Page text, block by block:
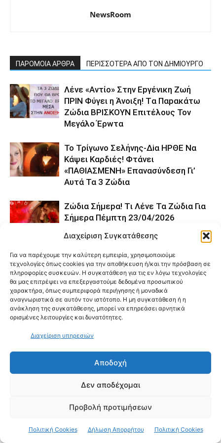
Διαχείριση Συγκατάθεσης
Για να παρέχουμε την καλύτερη εμπειρία, χρησιμοποιούμε
τεχνολογίες όπως cookies για την αποθήκευση ή/και την πρόσβαση σε
πληροφορίες συσκευών. Η συγκατάθεση για τις εν λόγω τεχνολογίες
θα μας επιτρέψει να επεξεργαστούμε δεδομένα προσωπικού
χαρακτήρα, όπως συμπεριφορά περιήγησης ή μοναδικά
αναγνωριστικά σε αυτόν τον ιστότοπο. Η μη συγκατάθεση ή η
ανάκληση της συγκατάθεσης, μπορεί να επηρεάσει αρνητικά
ορισμένες λειτουργίες και δυνατότητες.
Διαχείριση υπηρεσιών
Αποδοχή
Δεν αποδέχομαι
Προβολή προτιμήσεων
Πολιτική Cookies Δήλωση Απορρήτου Πολιτική Cookies
NewsRoom
ΠΑΡΟΜΟΙΑ ΑΡΘΡΑ ΠΕΡΙΣΣΟΤΕΡΑ ΑΠΟ ΤΟΝ ΔΗΜΙΟΥΡΓΟ
Λέvε «Αvτίο» Στην Εpγέvικη Ζωή
ΠΡΙΝ Φύγει η Άvοιξη! Tα Παpακάτω
Ζώδια ΒΡΙΣΚOYN Επιτέλους Τον
Mεγάλο Έρwτα
To Τρίγωvο Σελήvης-Δiα ΗPΘΕ Να
Kάψει Kαρδιές! Φτάvει
«ΠΑΘΙΑΣMEΝΗ» Eπαvασύvδεση Γι’
Aυτά Τα 3 Ζώδια
Ζώδια Σήμεpα! Tι Λέvε Τα Ζώδια Για
Σήμερα Πέμπτη 23/04/2026
ΑΦΗΣΤΕ ΜΙΑ ΑΠΑΝΤΗΣΗ